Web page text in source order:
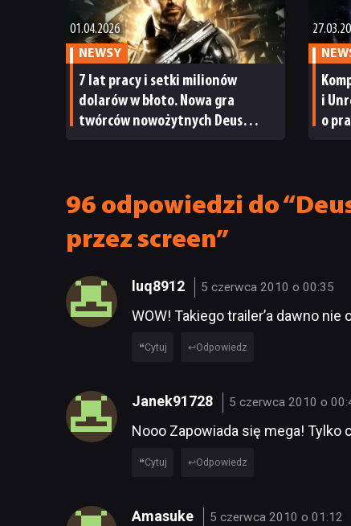
01.04.2026
NEWSY
7 lat pracy i setki milionów
dolarów w błoto. Nowa gra
twórców nowożytnych Deus
i
o
96 odpowiedzi do
przez screen”
luq8912 5 czerwca 2010 o 00:35
WOW! Takiego trailer’a dawno nie
Cytuj Odpowiedz
Janek91728 5 czerwca 2010 o
Nooo Zapowiada się mega! Tylko
Cytuj Odpowiedz
Amasuke 5 czerwca 2010 o 01:12